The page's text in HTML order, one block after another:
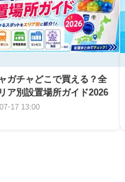
ガチャどこで買える？全
ア別設置場所ガイド2026
17 13:00